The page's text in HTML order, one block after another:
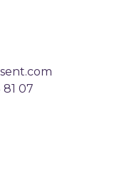
81 07